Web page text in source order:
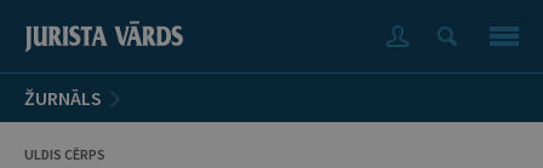
ŽURNĀLS
ULDIS CĒRPS